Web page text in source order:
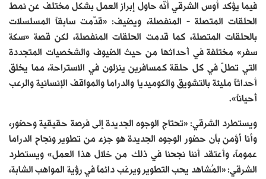
فيما يؤكد أوس الشرقي أنّه حاول إبراز العمل بشكل مختلف عن نمط
الحلقات المتصلة – المنفصلة، ويضيف: «قدّمت سابقاً المسلسلات
بالحلقات المتصلة، كما قدمت الحلقات المنفصلة، لكن قصة «سكة
سفر» مختلفة في أحداثها من حيث الضيوف والشخصيات المتجددة
التي تطلّ في كل حلقة كمسافرين ينزلون في الاستراحة، مما يخلق
أحداثاً مليئة بالتشويق والكوميديا والدراما والمواقف الإنسانية والرعب
أحياناً».
ويستطرد الشرقي: «تحتاج الوجوه الجديدة إلى فرصة حقيقية وحضور،
وأنا أؤمن بأن حضور الوجوه الجديدة هو جزء من تطوير ونجاح الدراما
عموماً، وأعتقد أننا نجحنا في ذلك من خلال هذا العمل» ويستطرد
الشرقي: «المُشاهد يحب التطوير ويرغب دائماً في رؤية المواهب الشابة،